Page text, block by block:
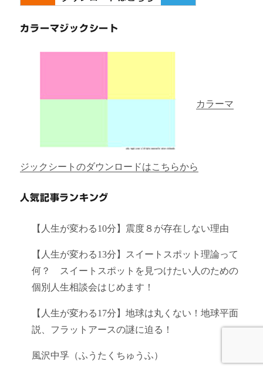
カラーマジックシート
カラーマ
ジックシートのダウンロードはこちらから
人気記事ランキング
【人生が変わる10分】震度８が存在しない理由
【人生が変わる13分】スイートスポット理論って
何？ スイートスポットを見つけたい人のための
個別人生相談会はじめます！
【人生が変わる17分】地球は丸くない！地球平面
説、フラットアースの謎に迫る！
風沢中孚（ふうたくちゅうふ）